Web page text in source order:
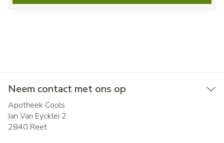
Neem contact met ons op
Apotheek Cools
Jan Van Eycklei 2
2840 Reet